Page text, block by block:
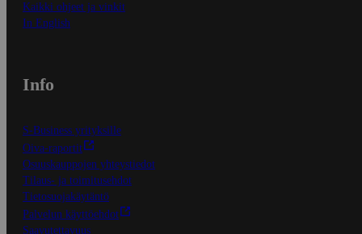
Kaikki ohjeet ja vinkit
In English
Info
S-Business yrityksille
Oiva-raportit
Osuuskauppojen yhteystiedot
Tilaus- ja toimitusehdot
Tietosuojakäytäntö
Palvelun käyttöehdot
Saavutettavuus